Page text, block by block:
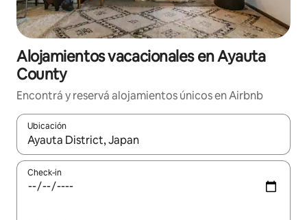
Alojamientos vacacionales en Ayauta
County
Encontrá y reservá alojamientos únicos en Airbnb
Ubicación
Cuando los resultados estén disponibles, navegá con las
Check-in